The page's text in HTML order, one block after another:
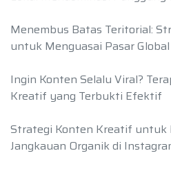
Menembus Batas Teritorial:
untuk Menguasai Pasar
Ingin Konten Selalu Viral?
Kreatif yang Terbukti Efektif
Strategi Konten Kreatif untuk
Jangkauan Organik di